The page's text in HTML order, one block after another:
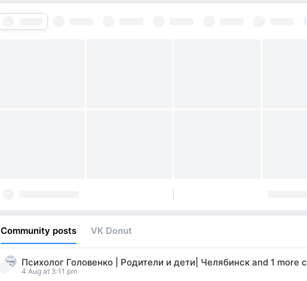
Community posts VK Donut
Психолог Головенко | Родители и дети| Челябинскand 1 more
4 Aug at 3:11 pm